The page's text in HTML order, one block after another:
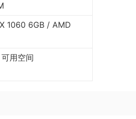
1060 6GB / AMD
用空间